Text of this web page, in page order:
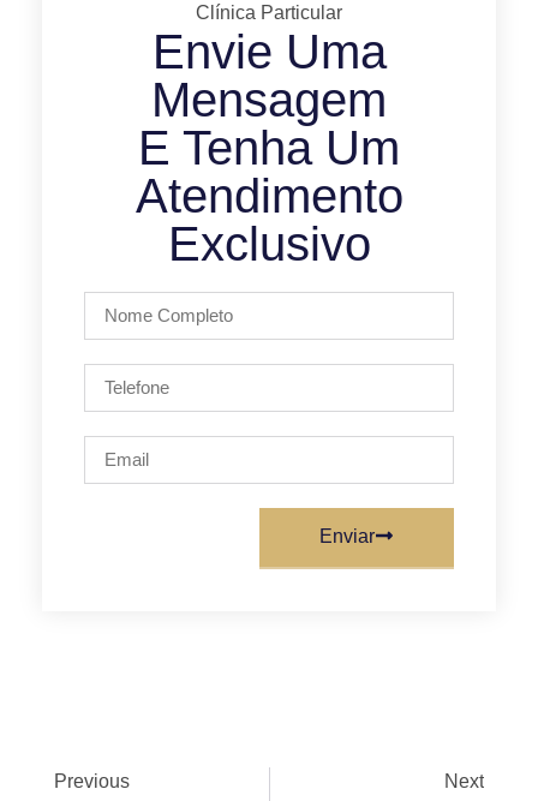
Envie Uma
Mensagem
E Tenha Um
Atendimento
Exclusivo
Enviar
Clínica Particular
Previous Next